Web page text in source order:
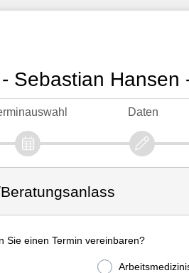
Sebastian Hansen
Daten
Sie einen Termin vereinbaren?